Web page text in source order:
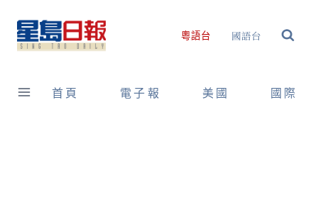
content
粵語台 國語台
首頁 電子報 美國 國際